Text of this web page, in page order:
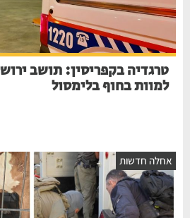
למוות בחוף בלימסול
חדשות